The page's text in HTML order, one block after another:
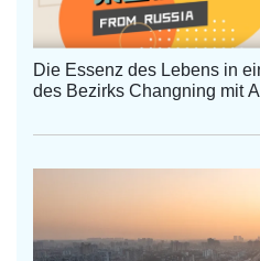
Die Essenz des Lebens in
des Bezirks Changning mit